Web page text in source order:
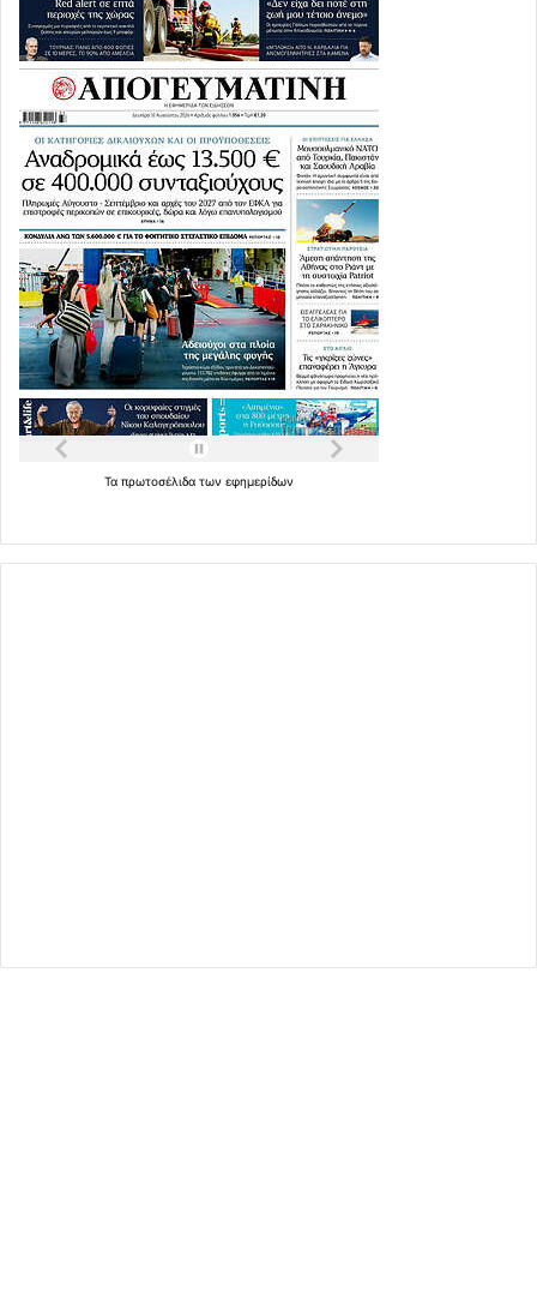
Τα πρωτοσέλιδα των εφημερίδων